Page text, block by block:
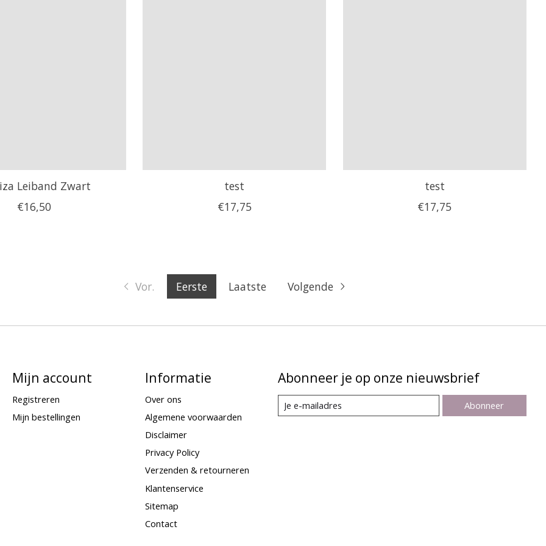
Leiband Zwart
€16,50
test
€17,75
test
€17,75
Vor. Eerste Laatste Volgende
Mijn account
Registreren
Mijn bestellingen
Informatie
Over ons
Algemene voorwaarden
Disclaimer
Privacy Policy
Verzenden & retourneren
Klantenservice
Sitemap
Contact
Abonneer je op onze nieuwsbrief
Abonneer